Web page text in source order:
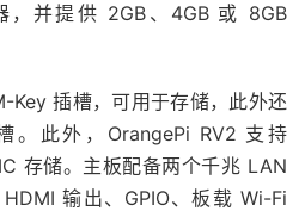
，并提供 2GB、4GB 或 8GB
Key 插槽，可用于存储，此外还
。此外，OrangePi RV2 支持
存储。主板配备两个千兆 LAN
输出、GPIO、板载 Wi-Fi